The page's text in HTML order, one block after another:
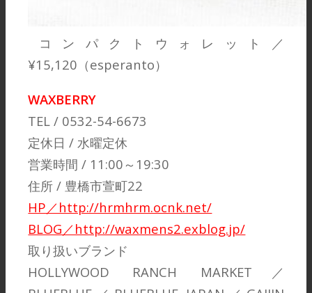
コンパクトウォレット／
¥15,120（esperanto）
WAXBERRY
TEL / 0532-54-6673
定休日 / 水曜定休
営業時間 / 11:00～19:30
住所 / 豊橋市萱町22
HP／http://hrmhrm.ocnk.net/
BLOG／http://waxmens2.exblog.jp/
取り扱いブランド
HOLLYWOOD RANCH MARKET／